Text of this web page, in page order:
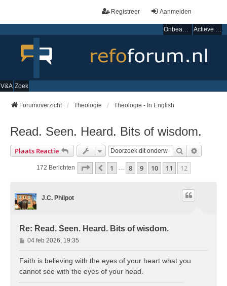
Aanmelden
Registreer
Onbeantwoorde onderwerpen Actieve onderwerpen
V&A Zoek
Forumoverzicht Theologie Theologie - In English
Read. Seen. Heard. Bits of wisdom.
Plaats Reactie Zoek
172 Berichten Pagina Van 12
Vorige
1 8 9 10 11 12
J.C. Philpot
Re: Read. Seen. Heard. Bits of wisdom.
B
e
r
04 feb 2026, 19:35
Faith is believing with the eyes of your heart what you
cannot see with the eyes of your head.